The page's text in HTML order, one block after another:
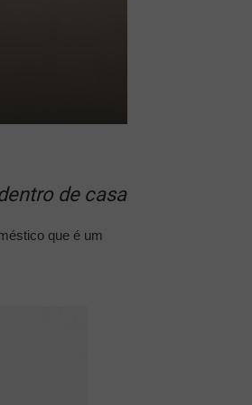
de casa
que é um